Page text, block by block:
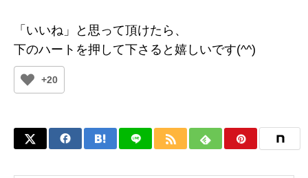
「いいね」と思って頂けたら、
下のハートを押して下さると嬉しいです(^^)
+20